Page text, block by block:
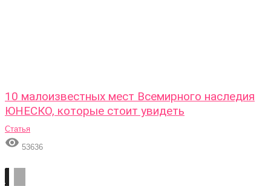
10 малоизвестных мест Всемирного наследия
ЮНЕСКО, которые стоит увидеть
Статья
 53636